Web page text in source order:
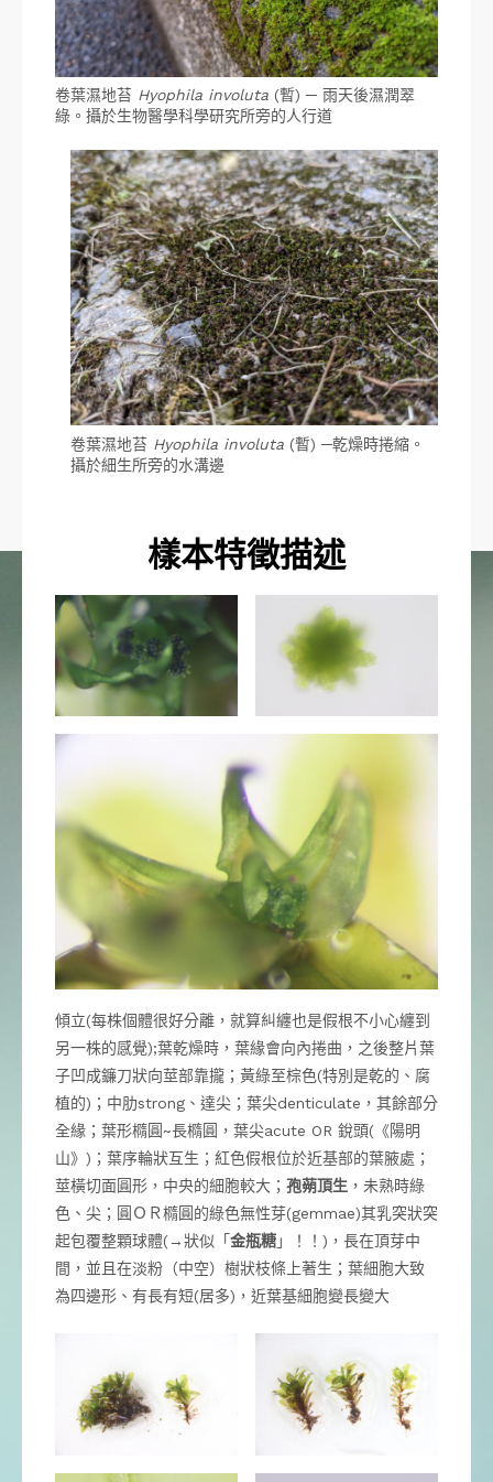
卷葉濕地苔 Hyophila involuta (暫) ─ 雨天後濕潤翠
綠。攝於生物醫學科學研究所旁的人行道
卷葉濕地苔 Hyophila involuta (暫) ─乾燥時捲縮。
攝於細生所旁的水溝邊
樣本特徵描述
傾立(每株個體很好分離，就算糾纏也是假根不小心纏到
另一株的感覺);葉乾燥時，葉緣會向內捲曲，之後整片葉
子凹成鐮刀狀向莖部靠攏；黃綠至棕色(特別是乾的、腐
植的)；中肋strong、達尖；葉尖denticulate，其餘部分
全緣；葉形橢圓~長橢圓，葉尖acute OR 銳頭(《陽明
山》)；葉序輪狀互生；紅色假根位於近基部的葉腋處；
莖橫切面圓形，中央的細胞較大； 孢蒴頂生 ，未熟時綠
色、尖；圓ＯＲ橢圓的綠色無性芽(gemmae)其乳突狀突
起包覆整顆球體(→狀似「金瓶糖」！！)，長在頂芽中
間，並且在淡粉（中空）樹狀枝條上著生；葉細胞大致
為四邊形、有長有短(居多)，近葉基細胞變長變大